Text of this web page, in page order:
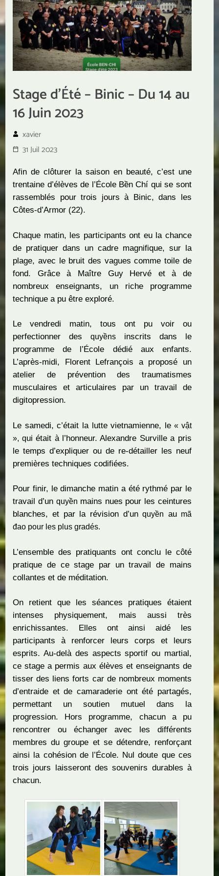
Stage d’Été – Binic – Du 14 au
16 Juin 2023
xavier
31 Juil 2023
Afin de clôturer la saison en beauté, c’est une
trentaine d’élèves de l’École Bền Chí qui se sont
rassemblés pour trois jours à Binic, dans les
Côtes-d’Armor (22).
Chaque matin, les participants ont eu la chance
de pratiquer dans un cadre magnifique, sur la
plage, avec le bruit des vagues comme toile de
fond. Grâce à Maître Guy Hervé et à de
nombreux enseignants, un riche programme
technique a pu être exploré.
Le vendredi matin, tous ont pu voir ou
perfectionner desquyềns inscrits dans le
programme de l’École dédié aux enfants.
L’après-midi, Florent Lefrançois a proposé un
atelier de prévention des traumatismes
musculaires et articulaires par un travail de
digitopression.
Le samedi, c’était la lutte vietnamienne, le« vật
», qui était à l’honneur. Alexandre Surville a pris
le temps d’expliquer ou de re-détailler les neuf
premières techniques codifiées.
Pour finir, le dimanche matin a été rythmé par le
travail d’un quyền mains nues pour les ceintures
blanches, et par la révision d’unquyền au mã
đao pour les plus gradés.
L’ensemble des pratiquants ont conclu le côté
pratique de ce stage par un travail de mains
collantes et de méditation.
On retient que les séances pratiques étaient
intenses physiquement, mais aussi très
enrichissantes. Elles ont ainsi aidé les
participants à renforcer leurs corps et leurs
esprits. Au-delà des aspects sportif ou martial,
ce stage a permis aux élèves et enseignants de
tisser des liens forts car de nombreux moments
d’entraide et de camaraderie ont été partagés,
permettant un soutien mutuel dans la
progression. Hors programme, chacun a pu
rencontrer ou échanger avec les différents
membres du groupe et se détendre, renforçant
ainsi la cohésion de l’École. Nul doute que ces
trois jours laisseront des souvenirs durables à
chacun.